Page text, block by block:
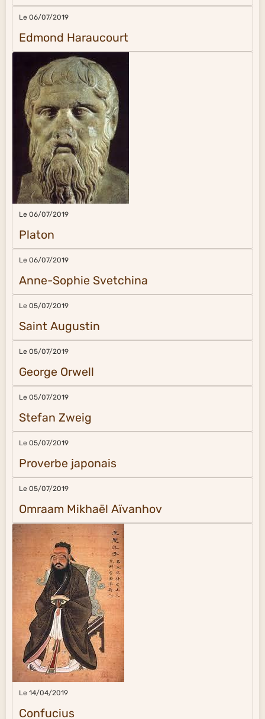
Le 06/07/2019
Edmond Haraucourt
Le 06/07/2019
Platon
Le 06/07/2019
Anne-Sophie Svetchina
Le 05/07/2019
Saint Augustin
Le 05/07/2019
George Orwell
Le 05/07/2019
Stefan Zweig
Le 05/07/2019
Proverbe japonais
Le 05/07/2019
Omraam Mikhaël Aïvanhov
Le 14/04/2019
Confucius